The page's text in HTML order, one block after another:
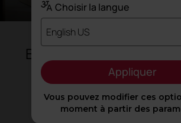
Bienvenue dans l'ère
haute
Bienvenue dans
COOL
Choisir la langue
English US
Appliquer
Vous pouvez modifier ces
moment à partir des